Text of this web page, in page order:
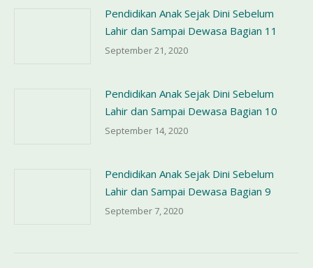
Pendidikan Anak Sejak Dini Sebelum
Lahir dan Sampai Dewasa Bagian 11
September 21, 2020
Pendidikan Anak Sejak Dini Sebelum
Lahir dan Sampai Dewasa Bagian 10
September 14, 2020
Pendidikan Anak Sejak Dini Sebelum
Lahir dan Sampai Dewasa Bagian 9
September 7, 2020